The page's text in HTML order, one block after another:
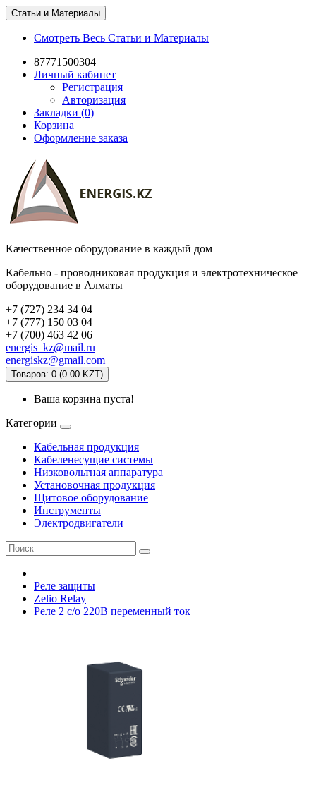
Статьи и Материалы
Смотреть Весь Статьи и Материалы
87771500304
Личный кабинет
Регистрация
Авторизация
Закладки (0)
Корзина
Оформление заказа
Качественное оборудование в каждый дом
Кабельно - проводниковая продукция и электротехническое
оборудование в Алматы
+7 (727) 234 34 04
+7 (777) 150 03 04
+7 (700) 463 42 06
energis_kz@mail.ru
energiskz@gmail.com
Товаров: 0 (0.00 KZT)
Ваша корзина пуста!
Категории
Кабельная продукция
Кабеленесущие системы
Низковольтная аппаратура
Установочная продукция
Щитовое оборудование
Инструменты
Электродвигатели
Реле защиты
Zelio Relay
Реле 2 c/о 220В переменный ток